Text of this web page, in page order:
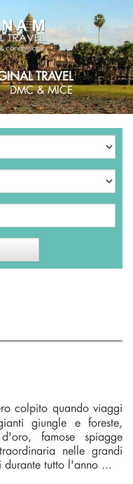
TRAVEL
DMC & MICE
colpito quando viaggi
giungle e foreste,
famose spiagge
nelle grandi
durante tutto l'anno ...